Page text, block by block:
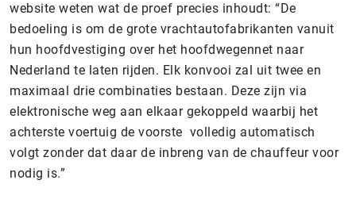
website weten wat de proef precies inhoudt: “De
bedoeling is om de grote vrachtautofabrikanten vanuit
hun hoofdvestiging over het hoofdwegennet naar
Nederland te laten rijden. Elk konvooi zal uit twee en
maximaal drie combinaties bestaan. Deze zijn via
elektronische weg aan elkaar gekoppeld waarbij het
achterste voertuig de voorste volledig automatisch
volgt zonder dat daar de inbreng van de chauffeur voor
nodig is.”